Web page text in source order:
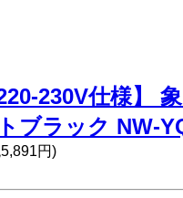
230V仕様】
ブラック NW-
円)